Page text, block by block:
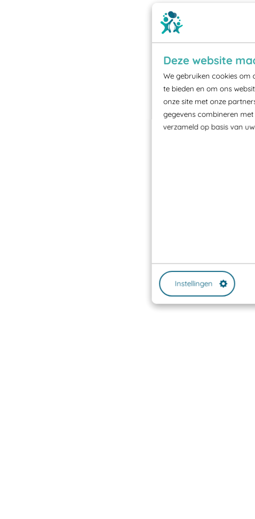
Deze website
We gebruiken cookies om
te bieden en om ons
onze site met onze
gegevens combineren
verzameld op basis van
Instellingen